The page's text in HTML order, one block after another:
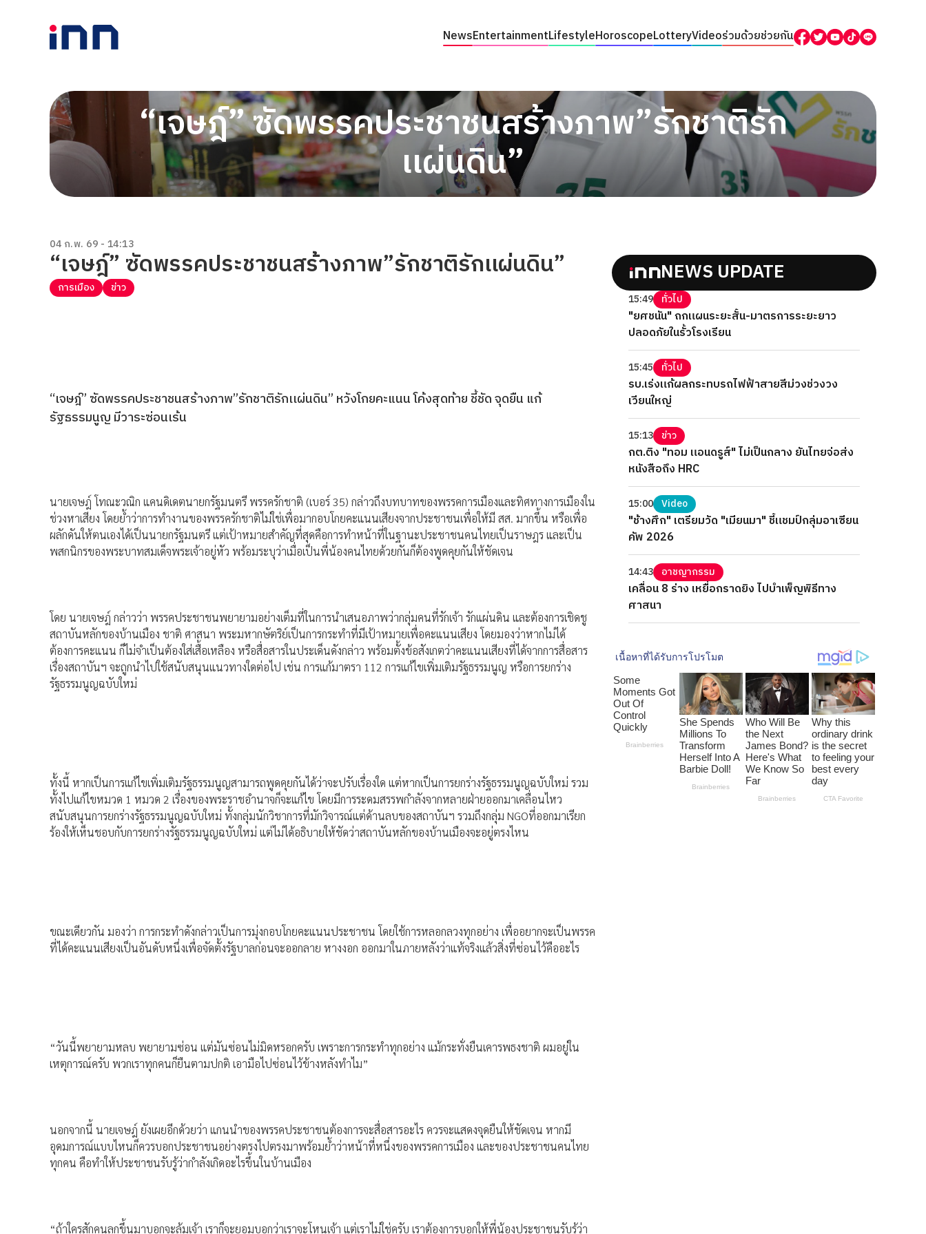
NewsEntertainmentLifestyleHoroscopeLotteryVideoร่วมด้วยช่วยกัน
“เจษฎ์” ซัดพรรคประชาชนสร้างภาพ”รักชาติรัก
เเผ่นดิน”
04 ก.พ. 69 - 14:13
“เจษฎ์” ซัดพรรคประชาชนสร้างภาพ”รักชาติรักเเผ่นดิน”
การเมือง ข่าว
“เจษฎ์” ซัดพรรคประชาชนสร้างภาพ”รักชาติรักเเผ่นดิน” หวังโกยคะแนน โค้งสุดท้าย ชี้ชัด จุดยืน แก้
รัฐธรรมนูญ มีวาระซ่อนเร้น
นายเจษฎ์ โทณะวณิก แคนดิเดตนายกรัฐมนตรี พรรครักชาติ (เบอร์ 35) กล่าวถึงบทบาทของพรรคการเมืองและทิศทางการเมืองใน
ช่วงหาเสียง โดยย้ำว่าการทำงานของพรรครักชาติไม่ใช่เพื่อมากอบโกยคะแนนเสียงจากประชาชนเพื่อให้มี สส. มากขึ้น หรือเพื่อ
ผลักดันให้ตนเองได้เป็นนายกรัฐมนตรี แต่เป้าหมายสำคัญที่สุดคือการทำหน้าที่ในฐานะประชาชนคนไทยเป็นราษฎร และเป็น
พสกนิกรของพระบาทสมเด็จพระเจ้าอยู่หัว พร้อมระบุว่าเมื่อเป็นพี่น้องคนไทยด้วยกันก็ต้องพูดคุยกันให้ชัดเจน
โดย นายเจษฎ์ กล่าวว่า พรรคประชาชนพยายามอย่างเต็มที่ในการนำเสนอภาพว่ากลุ่มคนที่รักเจ้า รักแผ่นดิน และต้องการเชิดชู
สถาบันหลักของบ้านเมือง ชาติ ศาสนา พระมหากษัตริย์เป็นการกระทำที่มีเป้าหมายเพื่อคะแนนเสียง โดยมองว่าหากไม่ได้
ต้องการคะแนน ก็ไม่จำเป็นต้องใส่เสื้อเหลือง หรือสื่อสารในประเด็นดังกล่าว พร้อมตั้งข้อสังเกตว่าคะแนนเสียงที่ได้จากการสื่อสาร
เรื่องสถาบันฯ จะถูกนำไปใช้สนับสนุนแนวทางใดต่อไป เช่น การแก้มาตรา 112 การแก้ไขเพิ่มเติมรัฐธรรมนูญ หรือการยกร่าง
รัฐธรรมนูญฉบับใหม่
ทั้งนี้ หากเป็นการแก้ไขเพิ่มเติมรัฐธรรมนูญสามารถพูดคุยกันได้ว่าจะปรับเรื่องใด แต่หากเป็นการยกร่างรัฐธรรมนูญฉบับใหม่ รวม
ทั้งไปแก้ไขหมวด 1 หมวด 2 เรื่องของพระราชอำนาจก็จะแก้ไข โดยมีการระดมสรรพกำลังจากหลายฝ่ายออกมาเคลื่อนไหว
สนับสนุนการยกร่างรัฐธรรมนูญฉบับใหม่ ทั้งกลุ่มนักวิชาการที่มักวิจารณ์แต่ด้านลบของสถาบันฯ รวมถึงกลุ่ม NGOที่ออกมาเรียก
ร้องให้เห็นชอบกับการยกร่างรัฐธรรมนูญฉบับใหม่ แต่ไม่ได้อธิบายให้ชัดว่าสถาบันหลักของบ้านเมืองจะอยู่ตรงไหน
ขณะเดียวกัน มองว่า การกระทำดังกล่าวเป็นการมุ่งกอบโกยคะแนนประชาชน โดยใช้การหลอกลวงทุกอย่าง เพื่ออยากจะเป็นพรรค
ที่ได้คะแนนเสียงเป็นอันดับหนึ่งเพื่อจัดตั้งรัฐบาลก่อนจะออกลาย หางงอก ออกมาในภายหลังว่าแท้จริงแล้วสิ่งที่ซ่อนไว้คืออะไร
“วันนี้พยายามหลบ พยายามซ่อน แต่มันซ่อนไม่มิดหรอกครับ เพราะการกระทำทุกอย่าง แม้กระทั่งยืนเคารพธงชาติ ผมอยู่ใน
เหตุการณ์ครับ พวกเราทุกคนก็ยืนตามปกติ เอามือไปซ่อนไว้ข้างหลังทำไม”
นอกจากนี้ นายเจษฎ์ ยังเผยอีกด้วยว่า แกนนำของพรรคประชาชนต้องการจะสื่อสารอะไร ควรจะแสดงจุดยืนให้ชัดเจน หากมี
อุดมการณ์แบบไหนก็ควรบอกประชาชนอย่างตรงไปตรงมาพร้อมย้ำว่าหน้าที่หนึ่งของพรรคการเมือง และของประชาชนคนไทย
ทุกคน คือทำให้ประชาชนรับรู้ว่ากำลังเกิดอะไรขึ้นในบ้านเมือง
“ถ้าใครสักคนลุกขึ้นมาบอกจะล้มเจ้า เราก็จะยอมบอกว่าเราจะโหนเจ้า แต่เราไม่ใช่ครับ เราต้องการบอกให้พี่น้องประชาชนรับรู้ว่า
NEWS UPDATE
15:49 ทั่วไป
"ยศชนัน" ถกแผนระยะสั้น-มาตรการระยะยาว
ปลอดภัยในรั้วโรงเรียน
15:45 ทั่วไป
รบ.เร่งแก้ผลกระทบรถไฟฟ้าสายสีม่วงช่วงวง
เวียนใหญ่
15:13 ข่าว
กต.ติง "ทอม แอนดรูส์" ไม่เป็นกลาง ยันไทยจ่อส่ง
หนังสือถึง HRC
15:00 Video
"ช้างศึก" เตรียมวัด "เมียนมา" ชี้แชมป์กลุ่มอาเซียน
คัพ 2026
14:43 อาชญากรรม
เคลื่อน 8 ร่าง เหยื่อกราดยิง ไปบำเพ็ญพิธีทาง
ศาสนา